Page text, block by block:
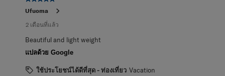
Ufuoma
2 เดือนที่แล้ว
Beautiful and light weight
แปลด้วย Google
ใช้ประโยชน์ได้ดีที่สุด - ท่องเที่ยว Vacation